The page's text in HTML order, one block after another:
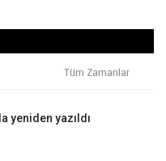
Tüm Zamanlar
yeniden yazıldı